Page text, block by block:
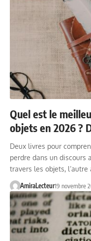
Quel est le
objets en 2026 ?
Deux livres pour
perdre dans un discours
travers les objets,
AmiraLecteur19 novembre